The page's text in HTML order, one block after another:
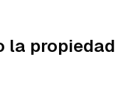
la propiedad